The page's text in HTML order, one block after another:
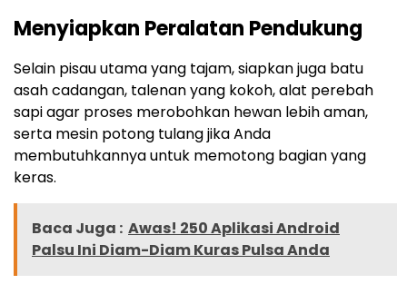
Menyiapkan Peralatan Pendukung
Selain pisau utama yang tajam, siapkan juga batu
asah cadangan, talenan yang kokoh, alat perebah
sapi agar proses merobohkan hewan lebih aman,
serta mesin potong tulang jika Anda
membutuhkannya untuk memotong bagian yang
keras.
Baca Juga : Awas! 250 Aplikasi Android
Palsu Ini Diam-Diam Kuras Pulsa Anda